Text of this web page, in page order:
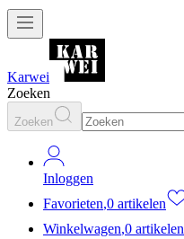
Karwei
Zoeken
Zoeken
Inloggen
Favorieten,0 artikelen
Winkelwagen,0 artikelen